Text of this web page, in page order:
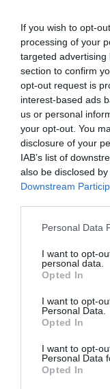
If you wish to opt-
processing of your
targeted
section to confirm
opt-out request is
interest-based ads
us or personal
your opt-out. You
disclosure of your
IAB’s list of
also be disclosed
Downstream
Personal Data
I want to opt-
personal data.
Opted In
I want to opt-
Personal Data.
Opted In
I want to opt-
Personal Data
Opted In
Facebook